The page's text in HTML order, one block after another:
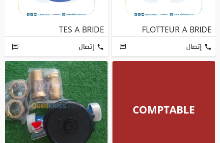
FLOTTEUR A BRIDE
إتصال
TES A BRIDE
إتصال
COMPTABLE